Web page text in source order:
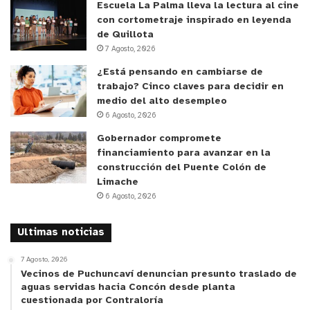
Escuela La Palma lleva la lectura al cine
con cortometraje inspirado en leyenda
de Quillota
7 Agosto, 2026
¿Está pensando en cambiarse de
trabajo? Cinco claves para decidir en
medio del alto desempleo
6 Agosto, 2026
Gobernador compromete
financiamiento para avanzar en la
construcción del Puente Colón de
Limache
6 Agosto, 2026
Ultimas noticias
7 Agosto, 2026
Vecinos de Puchuncaví denuncian presunto traslado de
aguas servidas hacia Concón desde planta
cuestionada por Contraloría